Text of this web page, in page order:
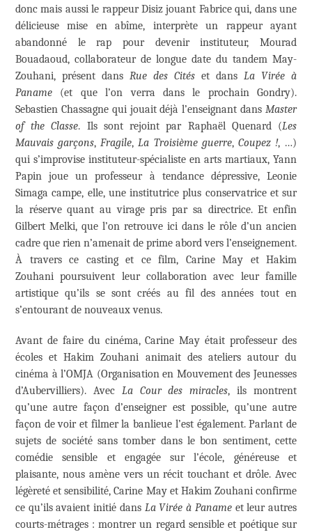
donc mais aussi le rappeur Disiz jouant Fabrice qui, dans une
délicieuse mise en abîme, interprète un rappeur ayant
abandonné le rap pour devenir instituteur, Mourad
Bouadaoud, collaborateur de longue date du tandem May-
Zouhani, présent dans Rue des Cités et dans La Virée à
Paname (et que l’on verra dans le prochain Gondry).
Sebastien Chassagne qui jouait déjà l’enseignant dans Master
of the Classe. Ils sont rejoint par Raphaël Quenard (Les
Mauvais garçons,Fragile,La Troisième guerre, Coupez !, …)
qui s’improvise instituteur-spécialiste en arts martiaux, Yann
Papin joue un professeur à tendance dépressive, Leonie
Simaga campe, elle, une institutrice plus conservatrice et sur
la réserve quant au virage pris par sa directrice. Et enfin
Gilbert Melki, que l’on retrouve ici dans le rôle d’un ancien
cadre que rien n’amenait de prime abord vers l’enseignement.
À travers ce casting et ce film, Carine May et Hakim
Zouhani poursuivent leur collaboration avec leur famille
artistique qu’ils se sont créés au fil des années tout en
s’entourant de nouveaux venus.
Avant de faire du cinéma, Carine May était professeur des
écoles et Hakim Zouhani animait des ateliers autour du
cinéma à l’OMJA (Organisation en Mouvement des Jeunesses
d’Aubervilliers). Avec La Cour des miracles, ils montrent
qu’une autre façon d’enseigner est possible, qu’une autre
façon de voir et filmer la banlieue l’est également. Parlant de
sujets de société sans tomber dans le bon sentiment, cette
comédie sensible et engagée sur l’école, généreuse et
plaisante, nous amène vers un récit touchant et drôle. Avec
légèreté et sensibilité, Carine May et Hakim Zouhani confirme
ce qu’ils avaient initié dans La Virée à Panameet leur autres
courts-métrages : montrer un regard sensible et poétique sur